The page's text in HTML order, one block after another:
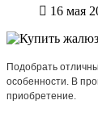
16 мая
Подобрать
особенности. В
приобретение.